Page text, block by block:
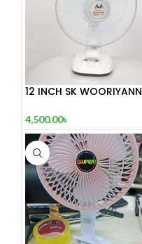
12 INCH SK WOORIYANN
4,500.00৳